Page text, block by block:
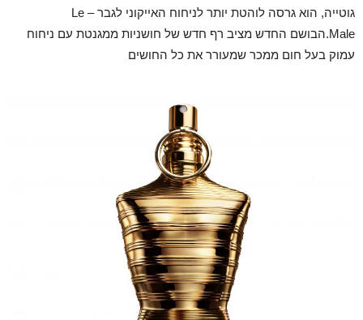
גוטייה, הוא גרסה לוהטת יותר לניחוח האייקוני לגבר – Le
Male.הבושם החדש מציב רף חדש של חושניות ממגנטת עם ניחוח
עמוק בעל חום ממכר שמעורר את כל החושים